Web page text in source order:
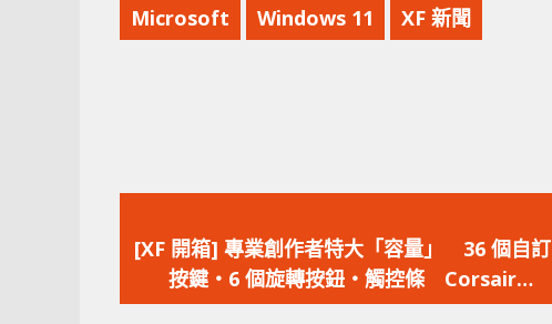
Microsoft Windows 11 XF 新聞
一
篇
文
[XF 開箱] 專業創作者特大「容量」 36 個自訂
按鍵‧6 個旋轉按鈕‧觸控條 Corsair
Stream Deck + XL